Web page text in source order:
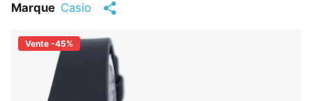
Marque Casio
Vente -45%